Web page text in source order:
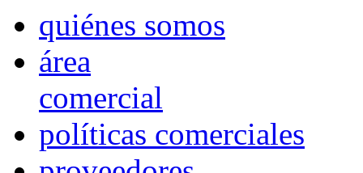
quiénes somos
área
comercial
políticas comerciales